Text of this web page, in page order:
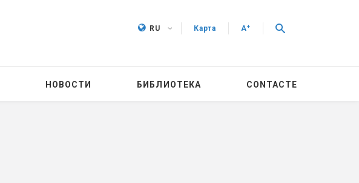
RU Карта A+
НОВОСТИ БИБЛИОТЕКА CONTACTE